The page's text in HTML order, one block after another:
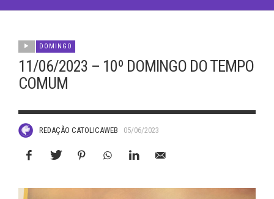
DOMINGO
11/06/2023 – 10º DOMINGO DO TEMPO
COMUM
REDAÇÃO CATOLICAWEB 05/06/2023